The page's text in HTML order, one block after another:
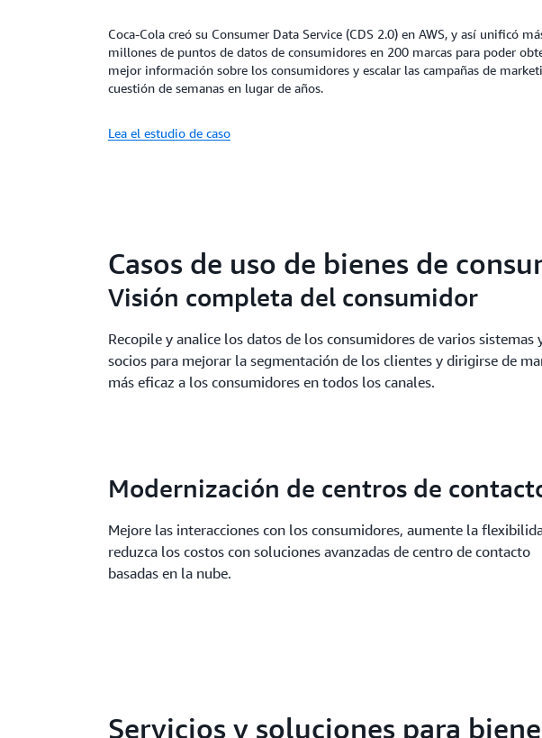
Coca-Cola creó su Consumer Data Service (CDS 2.0) en AWS, y así unificó
millones de puntos de datos de consumidores en 200 marcas para poder
mejor información sobre los consumidores y escalar las campañas de
cuestión de semanas en lugar de años.
Lea el estudio de caso
Casos de uso de bienes de
Visión completa del consumidor
Recopile y analice los datos de los consumidores de varios sistemas
socios para mejorar la segmentación de los clientes y dirigirse de
más eficaz a los consumidores en todos los canales.
Modernización de centros de
Mejore las interacciones con los consumidores, aumente la
reduzca los costos con soluciones avanzadas de centro de contacto
basadas en la nube.
Servicios y soluciones para